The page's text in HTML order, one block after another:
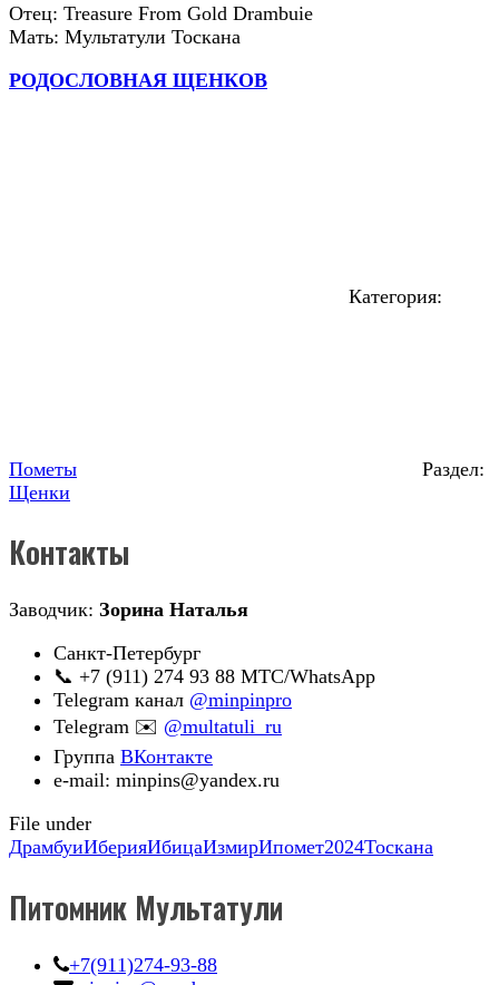
Отец: Treasure From Gold Drambuie
Мать: Мультатули Тоскана
РОДОСЛОВНАЯ ЩЕНКОВ
Категория:
Пометы
Раздел:
Щенки
Контакты
Заводчик: Зорина Наталья
Санкт-Петербург
📞 +7 (911) 274 93 88 МТС/WhatsApp
Telegram канал @minpinpro
Telegram ✉️ @multatuli_ru
Группа ВКонтакте
e-mail: minpins@yandex.ru
File under
ДрамбуиИберияИбицаИзмирИпомет2024Тоскана
Питомник Мультатули
+7(911)274-93-88